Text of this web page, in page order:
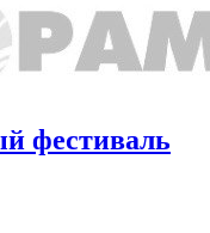
фестиваль